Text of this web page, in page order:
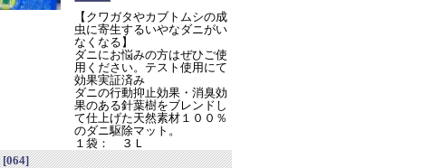
【クワガタやカブトムシの成
虫に寄生するいやなダニがい
なくなる】
ダニにお悩みの方はぜひご使
用ください。テスト使用にて
効果実証済み
ダニの行動抑止効果・消臭効
果のある針葉樹をブレンドし
て仕上げた天然素材１００％
のダニ駆除マット。
１袋： ３Ｌ
[064]